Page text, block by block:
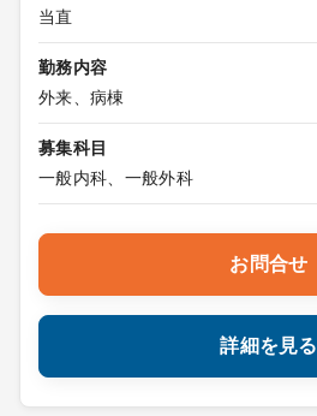
当直
勤務内容
外来、病棟
募集科目
一般内科、一般外科
お問合せ
詳細を見る